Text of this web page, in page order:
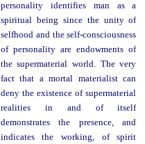
personality identifies man as a
spiritual being since the unity of
selfhood and the self-consciousness
of personality are endowments of
the supermaterial world. The very
fact that a mortal materialist can
deny the existence of supermaterial
realities in and of itself
demonstrates the presence, and
indicates the working, of spirit